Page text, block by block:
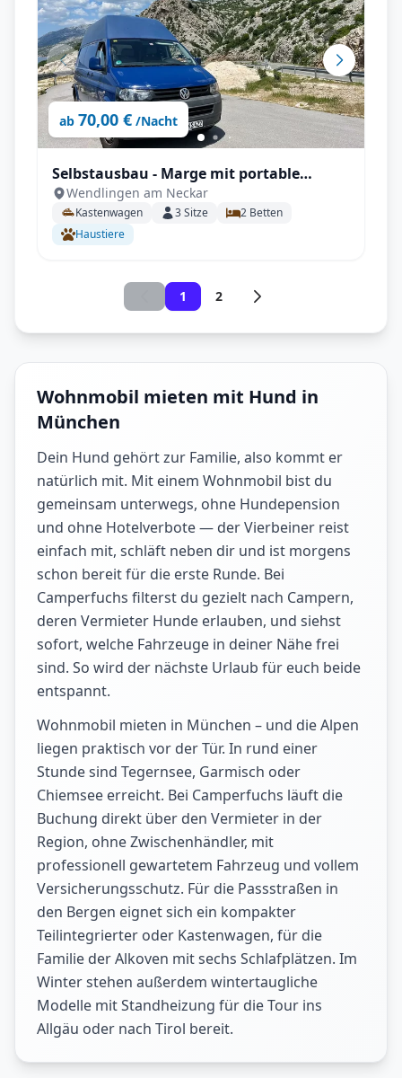
ab 70,00 € /Nacht
Selbstausbau - Marge mit portable
Toilette, Anhängerkupplung,
Standheizung uvm.
Wendlingen am Neckar
Kastenwagen 3Sitze 2 Betten
Haustiere
1 2
Wohnmobil mieten mit Hund in
München
Dein Hund gehört zur Familie, also kommt er
natürlich mit. Mit einem Wohnmobil bist du
gemeinsam unterwegs, ohne Hundepension
und ohne Hotelverbote — der Vierbeiner reist
einfach mit, schläft neben dir und ist morgens
schon bereit für die erste Runde. Bei
Camperfuchs filterst du gezielt nach Campern,
deren Vermieter Hunde erlauben, und siehst
sofort, welche Fahrzeuge in deiner Nähe frei
sind. So wird der nächste Urlaub für euch beide
entspannt.
Wohnmobil mieten in München – und die Alpen
liegen praktisch vor der Tür. In rund einer
Stunde sind Tegernsee, Garmisch oder
Chiemsee erreicht. Bei Camperfuchs läuft die
Buchung direkt über den Vermieter in der
Region, ohne Zwischenhändler, mit
professionell gewartetem Fahrzeug und vollem
Versicherungsschutz. Für die Passstraßen in
den Bergen eignet sich ein kompakter
Teilintegrierter oder Kastenwagen, für die
Familie der Alkoven mit sechs Schlafplätzen. Im
Winter stehen außerdem wintertaugliche
Modelle mit Standheizung für die Tour ins
Allgäu oder nach Tirol bereit.